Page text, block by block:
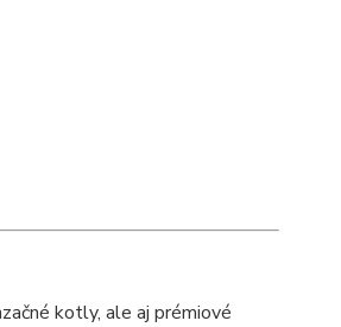
kotly, ale aj prémiové